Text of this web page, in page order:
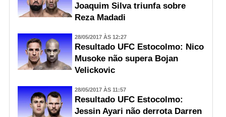
Joaquim Silva triunfa sobre
Reza Madadi
28/05/2017 ÀS 12:27
Resultado UFC Estocolmo: Nico
Musoke não supera Bojan
Velickovic
28/05/2017 ÀS 11:57
Resultado UFC Estocolmo:
Jessin Ayari não derrota Darren